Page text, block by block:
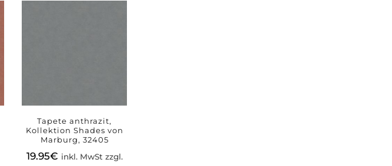
Tapete anthrazit,
Kollektion Shades von
Marburg, 32405
19.95€ inkl. MwSt zzgl.